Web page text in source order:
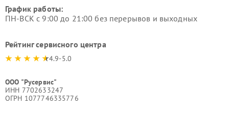
График работы:
ПН-ВСК с 9:00 до 21:00 без перерывов и выходных
Рейтинг сервисного центра
4.9-5.0
ООО "Русервис"
ИНН 7702633247
ОГРН 1077746335776